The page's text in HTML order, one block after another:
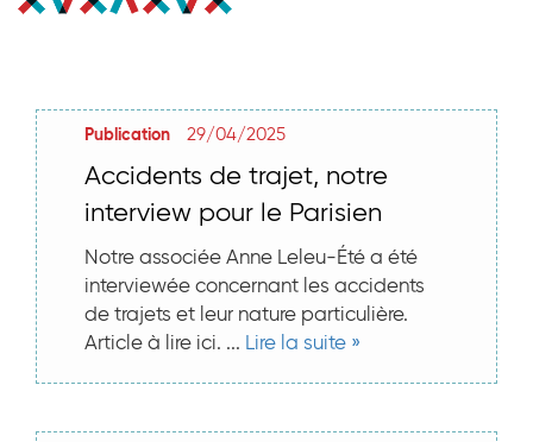
Publication 29/04/2025
Accidents de trajet, notre
interview pour le Parisien
Notre associée Anne Leleu-Été a été
interviewée concernant les accidents
de trajets et leur nature particulière.
Article à lire ici. ... Lire la suite »